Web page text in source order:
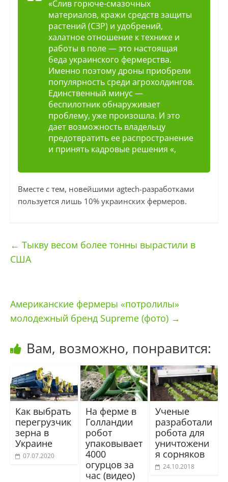
«Слив горюче-смазочных
материалов, кражи средств защиты
растений (СЗР) и удобрений,
халатное отношение к технике и
работы в поле — это настоящая
беда украинского фермерства.
Именно поэтому дроны приобрели
популярность среди агрохолдингов.
Единственный минус —
беспилотник обнаруживает
проблему, уже произошла. И это
дает возможность владельцу
предотвратить ее распространение
и принять кадровые решения «,
Вместе с тем, новейшими agtech-разработками
пользуется лишь 10% украинских фермеров.
← Тыкву весом более тонны вырастили в
США
Американские фермеры «потролилы»
молодежный бренд Supreme (фото) →
Вам, возможно, понравится:
Как выбрать
перегрузчик
зерна в
Украине
07.07.2020
На ферме в
Голландии
робот
упаковывает
4000
огурцов за
час (видео)
Ученые
разработали
робота для
уничтожени
я сорняков
24.10.2018